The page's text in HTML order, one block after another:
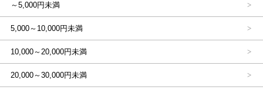
～5,000円未満
5,000～10,000円未満
10,000～20,000円未満
20,000～30,000円未満